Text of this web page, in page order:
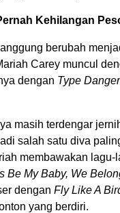
Kehilangan
berubah
Carey muncul
dengan Type
masih terdengar
salah satu diva
membawakan lagu-
Be My Baby, We
dengan Fly Like A
yang berdiri.